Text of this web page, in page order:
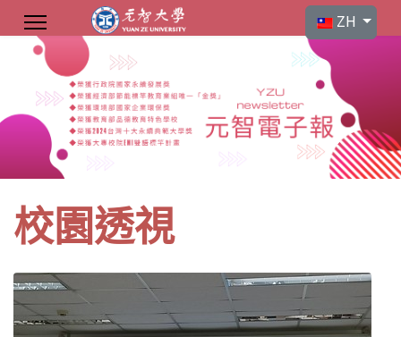
選擇你的語言
ZH
校園透視